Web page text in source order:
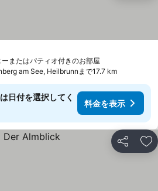
またはパティオ付きのお部屋
am See, Heilbrunnまで17.7 km
日付を選択してく
料金を表示
シェア お